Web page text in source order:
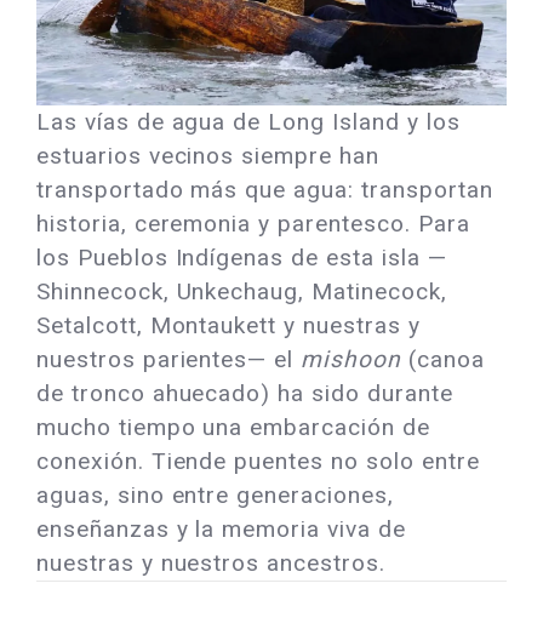
Las vías de agua de Long Island y los
estuarios vecinos siempre han
transportado más que agua: transportan
historia, ceremonia y parentesco. Para
los Pueblos Indígenas de esta isla —
Shinnecock, Unkechaug, Matinecock,
Setalcott, Montaukett y nuestras y
nuestros parientes— el mishoon (canoa
de tronco ahuecado) ha sido durante
mucho tiempo una embarcación de
conexión. Tiende puentes no solo entre
aguas, sino entre generaciones,
enseñanzas y la memoria viva de
nuestras y nuestros ancestros.